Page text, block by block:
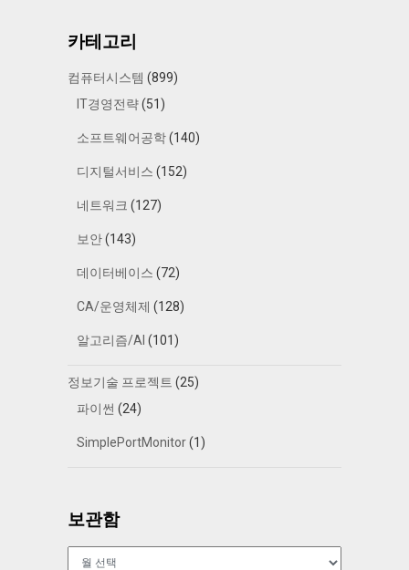
카테고리
컴퓨터시스템 (899)
IT경영전략(51)
소프트웨어공학(140)
디지털서비스 (152)
네트워크 (127)
보안(143)
데이터베이스 (72)
CA/운영체제 (128)
알고리즘/AI (101)
정보기술 프로젝트 (25)
파이썬 (24)
SimplePortMonitor(1)
보관함